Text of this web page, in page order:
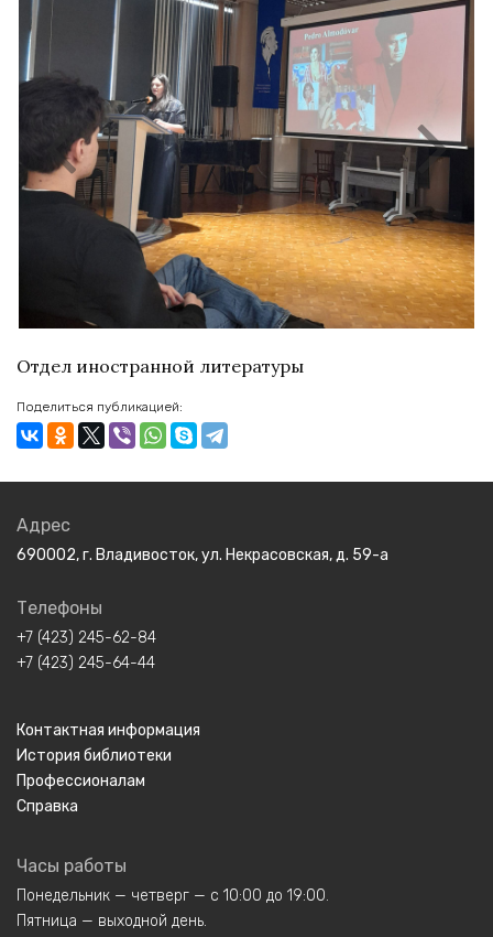
Отдел иностранной литературы
Поделиться публикацией:
Адрес
690002, г. Владивосток, ул. Некрасовская, д. 59-а
Телефоны
+7 (423) 245-62-84
+7 (423) 245-64-44
Контактная информация
История библиотеки
Профессионалам
Справка
Часы работы
Понедельник — четверг — с 10:00 до 19:00.
Пятница — выходной день.